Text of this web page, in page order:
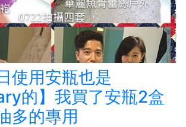
使用安瓶也是
的】我買了安瓶2盒
多的專用